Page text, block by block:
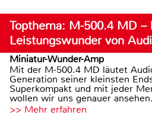
Topthema: M-500.4 MD –
Leistungswunder von
Miniatur-Wunder-Amp
Mit der M-500.4 MD läutet
Generation seiner kleinsten
Superkompakt und mit jeder
wollen wir uns genauer ansehen.
>> Mehr erfahren